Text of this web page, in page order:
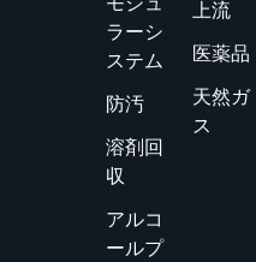
ラーシ
ステム
防汚
溶剤回
収
アルコ
ールプ
上流
医薬品
天然ガ
ス